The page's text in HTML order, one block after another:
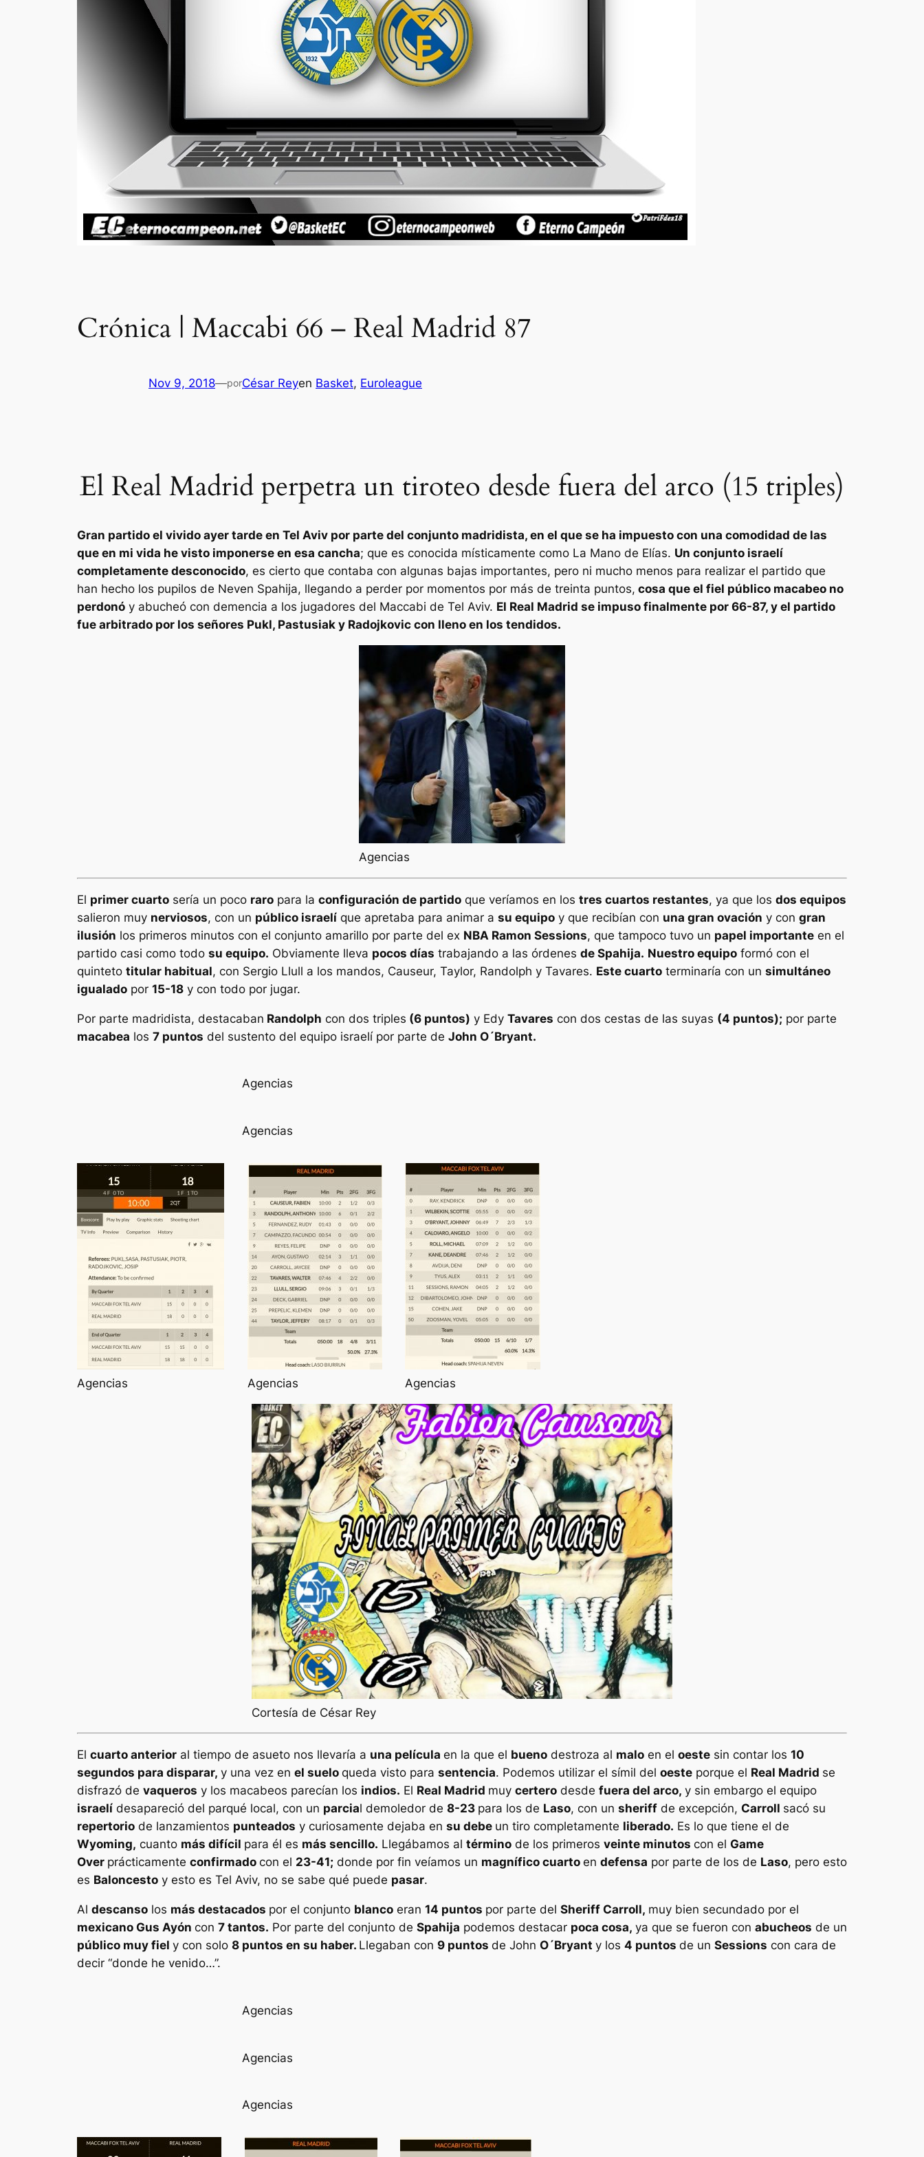
Crónica | Maccabi 66 – Real Madrid 87
Nov 9, 2018—porCésar Reyen Basket, Euroleague
El Real Madrid perpetra un tiroteo desde fuera del arco (15 triples)
Gran partido el vivido ayer tarde en Tel Aviv por parte del conjunto madridista, en el que se ha impuesto con una comodidad de las
que en mi vida he visto imponerse en esa cancha; que es conocida místicamente como La Mano de Elías. Un conjunto israelí
completamente desconocido, es cierto que contaba con algunas bajas importantes, pero ni mucho menos para realizar el partido que
han hecho los pupilos de Neven Spahija, llegando a perder por momentos por más de treinta puntos, cosa que el fiel público macabeo no
perdonó y abucheó con demencia a los jugadores del Maccabi de Tel Aviv. El Real Madrid se impuso finalmente por 66-87, y el partido
fue arbitrado por los señores Pukl, Pastusiak y Radojkovic con lleno en los tendidos.
Agencias
El primer cuarto sería un poco raro para la configuración de partido que veríamos en los tres cuartos restantes, ya que los dos equipos
salieron muy nerviosos, con un público israelí que apretaba para animar a su equipo y que recibían con una gran ovación y con gran
ilusión los primeros minutos con el conjunto amarillo por parte del ex NBA Ramon Sessions, que tampoco tuvo un papel importante en el
partido casi como todo su equipo. Obviamente lleva pocos días trabajando a las órdenes de Spahija. Nuestro equipo formó con el
quinteto titular habitual, con Sergio Llull a los mandos, Causeur, Taylor, Randolph y Tavares. Este cuarto terminaría con un simultáneo
igualado por 15-18 y con todo por jugar.
Por parte madridista, destacaban Randolph con dos triples (6 puntos) y Edy Tavares con dos cestas de las suyas (4 puntos); por parte
macabea los 7 puntos del sustento del equipo israelí por parte de John O´Bryant.
Agencias
Agencias
Agencias Agencias Agencias
Cortesía de César Rey
El cuarto anterior al tiempo de asueto nos llevaría a una película en la que el bueno destroza al malo en el oeste sin contar los 10
segundos para disparar, y una vez en el suelo queda visto para sentencia. Podemos utilizar el símil del oeste porque el Real Madrid se
disfrazó de vaqueros y los macabeos parecían los indios. El Real Madrid muy certero desde fuera del arco, y sin embargo el equipo
israelí desapareció del parqué local, con un parcial demoledor de 8-23 para los de Laso, con un sheriff de excepción, Carroll sacó su
repertorio de lanzamientos punteados y curiosamente dejaba en su debe un tiro completamente liberado. Es lo que tiene el de
Wyoming, cuanto más difícil para él es más sencillo. Llegábamos al término de los primeros veinte minutos con el Game
Over prácticamente confirmado con el 23-41; donde por fin veíamos un magnífico cuarto en defensa por parte de los de Laso, pero esto
es Baloncesto y esto es Tel Aviv, no se sabe qué puede pasar.
Al descanso los más destacados por el conjunto blanco eran 14 puntos por parte del Sheriff Carroll, muy bien secundado por el
mexicano Gus Ayón con 7 tantos. Por parte del conjunto de Spahija podemos destacar poca cosa, ya que se fueron con abucheos de un
público muy fiel y con solo 8 puntos en su haber. Llegaban con 9 puntos de John O´Bryant y los 4 puntos de un Sessions con cara de
decir “donde he venido…”.
Agencias
Agencias
Agencias